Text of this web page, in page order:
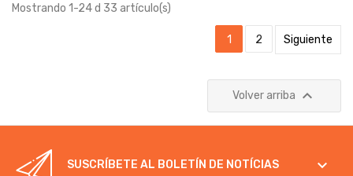
Mostrando 1-24 d 33 artículo(s)
1 2 Siguiente
Volver arriba 
SUSCRÍBETE AL BOLETÍN DE NOTÍCIAS 